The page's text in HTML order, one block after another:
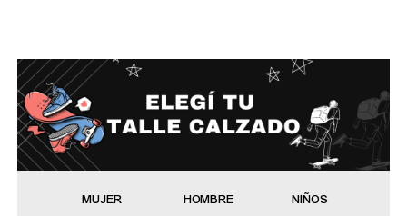
MUJER HOMBRE NIÑOS